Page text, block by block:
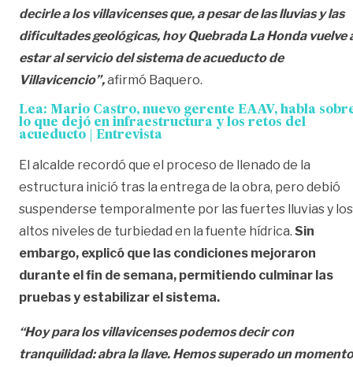
decirle a los villavicenses que, a pesar de las lluvias y las
dificultades geológicas, hoy Quebrada La Honda vuelve
estar al servicio del sistema de acueducto de
Villavicencio”,afirmó Baquero.
Lea: Mario Castro, nuevo gerente EAAV, habla
lo que dejó en infraestructura y los retos del
acueducto | Entrevista
El alcalde recordó que el proceso de llenado de la
estructura inició tras la entrega de la obra, pero debió
suspenderse temporalmente por las fuertes lluvias y los
altos niveles de turbiedad en la fuente hídrica. Sin
embargo, explicó que las condiciones mejoraron
durante el fin de semana, permitiendo culminar las
pruebas y estabilizar el sistema.
“Hoy para los villavicenses podemos decir con
tranquilidad: abra la llave. Hemos superado un momento